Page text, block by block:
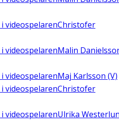
i videospelarenChristofer
i videospelarenMalin
i videospelarenMaj Karlsson (V)
i videospelarenChristofer
i videospelarenUlrika